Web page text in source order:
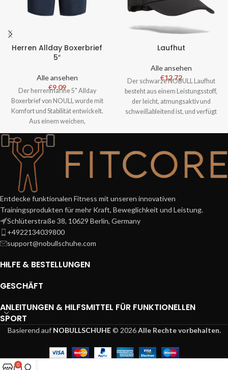
Herren Allday Boxerbrief
5″
Alle ansehen
€9.09
Der herrenmarine 5" Allday
Boxerbrief von NOULL wurde mit
Komfort und Stabilität entwickelt.
Aus einem weichen,
atmungsaktiven Baumwollmix
gefertigt u
Laufhut
Alle ansehen
€12.72
Der schwarze NOBULL Laufhut
besteht aus einem Leistungsstoff,
der leicht, atmungsaktiv und
schweißableitend ist, und verfügt
Entdecke funktionalen Fitness mit unseren innovativen
Trainingsprodukten für mehr Kraft, Beweglichkeit und Leistung.
Schlüterstraße 38, 10629 Berlin, Germany
+4922134039800
support@nobullschuhe.com
HILFE & BESTELLUNGEN
GESCHÄFT
ANLEITUNGEN & HILFSMITTEL FÜR FUNKTIONELLEN
SPORT
Basierend auf NOBULLSCHUHE© 2026Alle Rechte vorbehalten.
0